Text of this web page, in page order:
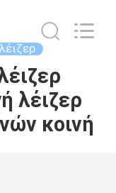
λέιζερ
κοινή